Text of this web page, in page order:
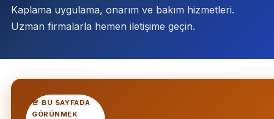
Kaplama uygulama, onarım ve bakım hizmetleri.
Uzman firmalarla hemen iletişime geçin.
🚨 BU SAYFADA
GÖRÜNMEK